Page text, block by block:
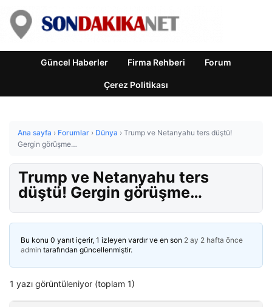
Güncel Haberler Firma Rehberi Forum
Çerez Politikası
Ana sayfa › Forumlar › Dünya › Trump ve Netanyahu ters düştü!
Gergin görüşme…
Trump ve Netanyahu ters
düştü! Gergin görüşme…
Bu konu 0 yanıt içerir, 1 izleyen vardır ve en son 2 ay 2 hafta önce
admin tarafından güncellenmiştir.
1 yazı görüntüleniyor (toplam 1)